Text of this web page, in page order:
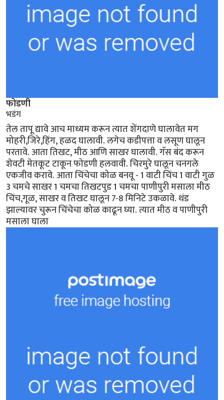
फोडणी
भडंग
तेल तापू द्यावे आच माध्यम करून त्यात शेंगदाणे घालावेत मग
मोहरी,जिरे,हिंग, हळद घालावी. लगेच कडीपत्ता व लसूण घालून
परतावे. आता तिखट, मीठ आणि साखर घालावी. गॅस बंद करून
शेवटी मेतकूट टाकून फोडणी हलवावी. चिरमुरे घालून चनगले
एकजीव करावे. आता चिंचेचा कोळ बनवू - 1 वाटी चिंच 1 वाटी गुळ
3 चमचे साखर 1 चमचा तिखटपुड 1 चमचा पाणीपुरी मसाला मीठ
चिंच,गूळ, साखर व तिखट घालून 7-8 मिनिटे उकळावे. थंड
झाल्यावर चुरून चिंचेचा कोळ काढून घ्या. त्यात मीठ व पाणीपुरी
मसाला घाला